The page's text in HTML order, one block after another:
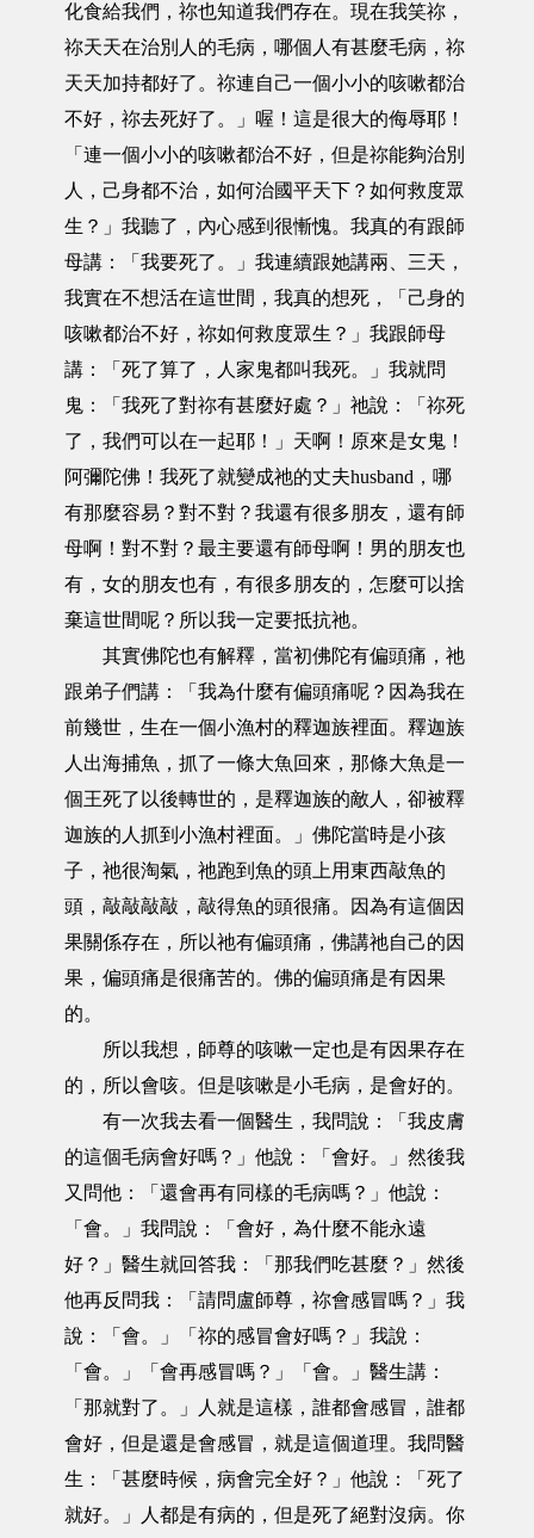
化食給我們，祢也知道我們存在。現在我笑祢，
祢天天在治別人的毛病，哪個人有甚麼毛病，祢
天天加持都好了。祢連自己一個小小的咳嗽都治
不好，祢去死好了。」喔！這是很大的侮辱耶！
「連一個小小的咳嗽都治不好，但是祢能夠治別
人，己身都不治，如何治國平天下？如何救度眾
生？」我聽了，內心感到很慚愧。我真的有跟師
母講：「我要死了。」我連續跟她講兩、三天，
我實在不想活在這世間，我真的想死，「己身的
咳嗽都治不好，祢如何救度眾生？」我跟師母
講：「死了算了，人家鬼都叫我死。」我就問
鬼：「我死了對祢有甚麼好處？」祂說：「祢死
了，我們可以在一起耶！」天啊！原來是女鬼！
阿彌陀佛！我死了就變成祂的丈夫husband，哪
有那麼容易？對不對？我還有很多朋友，還有師
母啊！對不對？最主要還有師母啊！男的朋友也
有，女的朋友也有，有很多朋友的，怎麼可以捨
棄這世間呢？所以我一定要抵抗祂。
其實佛陀也有解釋，當初佛陀有偏頭痛，祂
跟弟子們講：「我為什麼有偏頭痛呢？因為我在
前幾世，生在一個小漁村的釋迦族裡面。釋迦族
人出海捕魚，抓了一條大魚回來，那條大魚是一
個王死了以後轉世的，是釋迦族的敵人，卻被釋
迦族的人抓到小漁村裡面。」佛陀當時是小孩
子，祂很淘氣，祂跑到魚的頭上用東西敲魚的
頭，敲敲敲敲，敲得魚的頭很痛。因為有這個因
果關係存在，所以祂有偏頭痛，佛講祂自己的因
果，偏頭痛是很痛苦的。佛的偏頭痛是有因果
的。
所以我想，師尊的咳嗽一定也是有因果存在
的，所以會咳。但是咳嗽是小毛病，是會好的。
有一次我去看一個醫生，我問說：「我皮膚
的這個毛病會好嗎？」他說：「會好。」然後我
又問他：「還會再有同樣的毛病嗎？」他說：
「會。」我問說：「會好，為什麼不能永遠
好？」醫生就回答我：「那我們吃甚麼？」然後
他再反問我：「請問盧師尊，祢會感冒嗎？」我
說：「會。」「祢的感冒會好嗎？」我說：
「會。」「會再感冒嗎？」「會。」醫生講：
「那就對了。」人就是這樣，誰都會感冒，誰都
會好，但是還是會感冒，就是這個道理。我問醫
生：「甚麼時候，病會完全好？」他說：「死了
就好。」人都是有病的，但是死了絕對沒病。你